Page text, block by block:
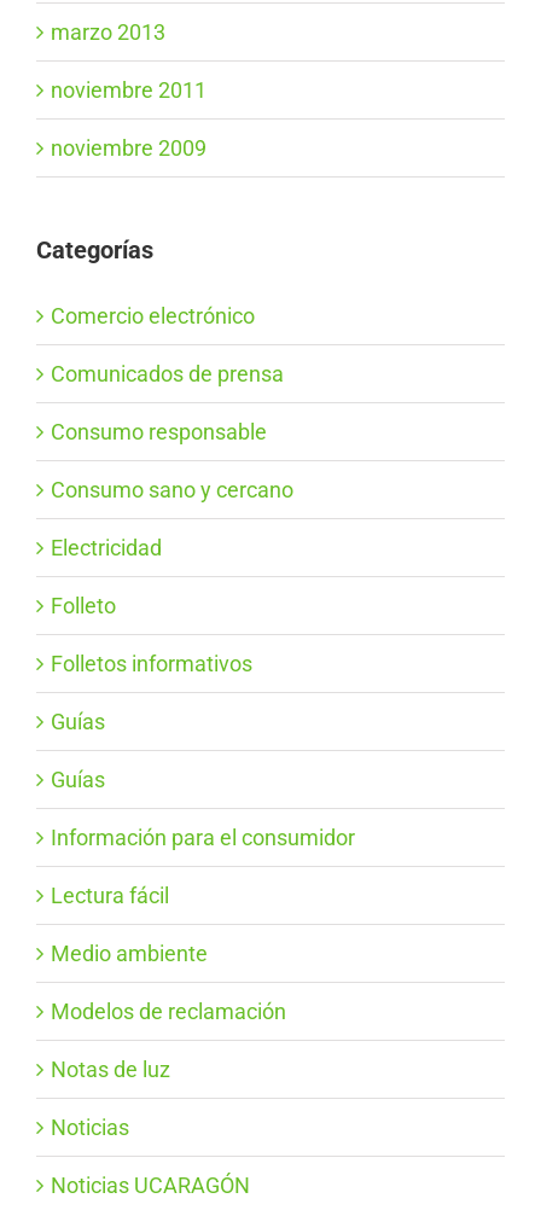
marzo 2013
noviembre 2011
noviembre 2009
Categorías
Comercio electrónico
Comunicados de prensa
Consumo responsable
Consumo sano y cercano
Electricidad
Folleto
Folletos informativos
Guías
Guías
Información para el consumidor
Lectura fácil
Medio ambiente
Modelos de reclamación
Notas de luz
Noticias
Noticias UCARAGÓN